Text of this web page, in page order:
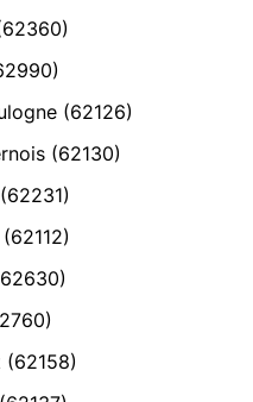
(62126)
(62130)
(62158)